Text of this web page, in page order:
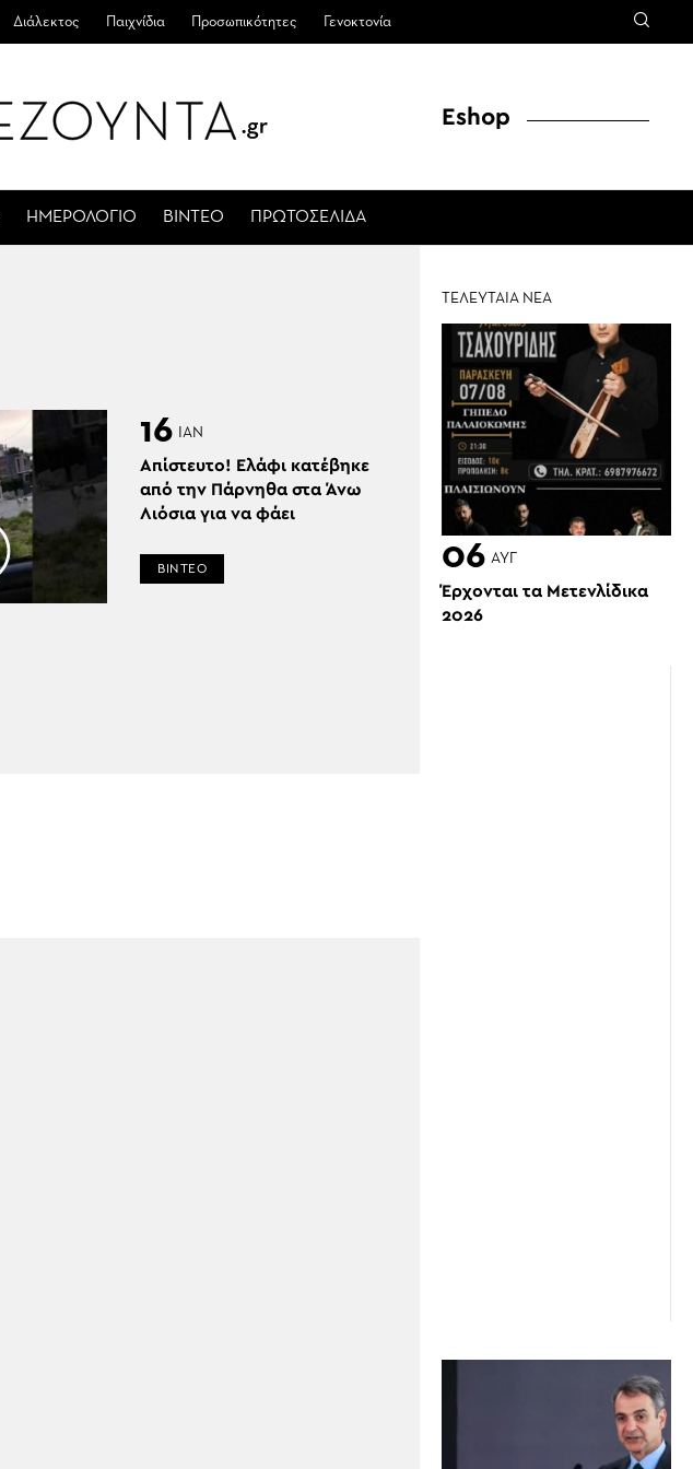
Διάλεκτος Παιχνίδια Προσωπικότητες Γενοκτονία
ΗΜΕΡΟΛΟΓΙΟ ΒΙΝΤΕΟ ΠΡΩΤΟΣΕΛΙΔΑ
Eshop
16 ΙΑΝ
Απίστευτο! Ελάφι κατέβηκε
από την Πάρνηθα στα Άνω
Λιόσια για να φάει
ΒΙΝΤΕΟ
ΤΕΛΕΥΤΑΙΑ ΝΕΑ
06 ΑΥΓ
Έρχονται τα Μετενλίδικα
2026